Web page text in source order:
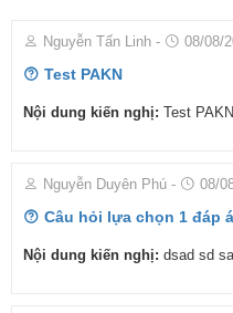
Nguyễn Tấn Linh - 08/08/
Test PAKN
Nội dung kiến nghị: Test
Nguyễn Duyên Phú - 08/
Câu hỏi lựa chọn 1 đáp
Nội dung kiến nghị: dsad sd